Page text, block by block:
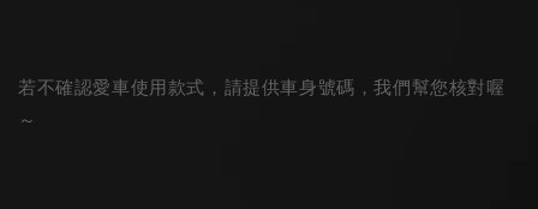
若不確認愛車使用款式，請提供車身號碼，我們幫您核對喔
～